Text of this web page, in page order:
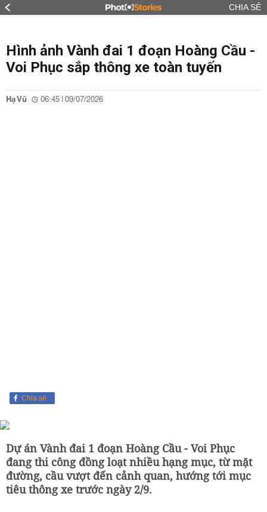
CHIA SẺ
Hình ảnh Vành đai 1 đoạn Hoàng Cầu -
Voi Phục sắp thông xe toàn tuyến
Hạ Vũ 06:45 | 09/07/2026
Chia sẻ
Dự án Vành đai 1 đoạn Hoàng Cầu - Voi Phục
đang thi công đồng loạt nhiều hạng mục, từ mặt
đường, cầu vượt đến cảnh quan, hướng tới mục
tiêu thông xe trước ngày 2/9.